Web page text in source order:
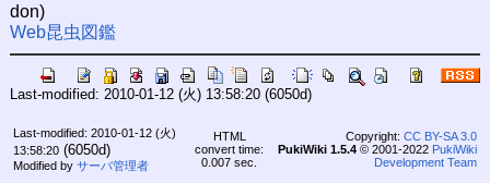
don)
Web昆虫図鑑
Last-modified: 2010-01-12 (火) 13:58:20(6050d)
Last-modified: 2010-01-12 (火)
13:58:20(6050d)
Modified by サーバ管理者
HTML
convert time:
0.007 sec.
Copyright: CC BY-SA 3.0
PukiWiki 1.5.4© 2001-2022 PukiWiki
Development Team